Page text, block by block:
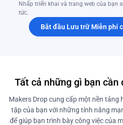
Nhấp triển khai và trang web của bạn
tức.
Bắt đầu Lưu trữ Miễn phí
Tất cả những gì bạn
Makers Drop cung cấp một nền tảng
tập của bạn với những tính năng
để giúp bạn trình bày công việc của